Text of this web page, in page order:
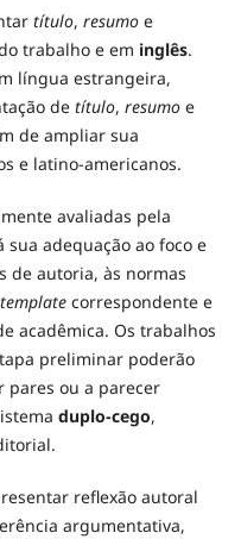
título, resumoe
trabalho e em inglês.
língua estrangeira,
de título, resumoe
de ampliar sua
e latino-americanos.
avaliadas pela
sua adequação ao foco e
de autoria, às normas
templatecorrespondente e
acadêmica. Os trabalhos
preliminar poderão
pares ou a parecer
duplo-cego,
reflexão autoral
argumentativa,